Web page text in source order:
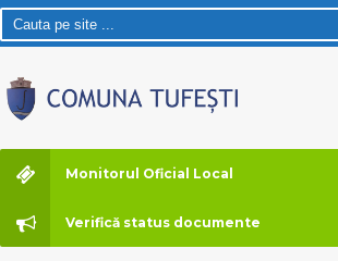
Monitorul Oficial Local
Verifică status documente